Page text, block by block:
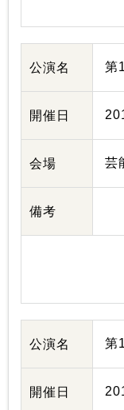
公演名 第
開催日
会場 芸
備考
公演名 第
開催日